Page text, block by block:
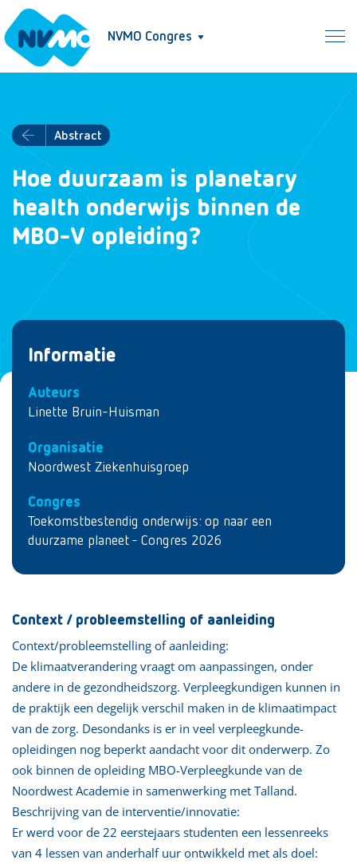
NVMO Congres
Abstract
Hoe duurzaam is planetary
health onderwijs binnen de
MBO-V opleiding?
Informatie
Auteurs
Linette Bruin-Huisman
Organisatie
Noordwest Ziekenhuisgroep
Congres
Toekomstbestendig onderwijs: op naar een
duurzame planeet - Congres 2026
Context / probleemstelling of aanleiding
Context/probleemstelling of aanleiding:
De klimaatverandering vraagt om aanpassingen, onder
andere in de gezondheidszorg. Verpleegkundigen kunnen in
de praktijk een degelijk verschil maken in de klimaatimpact
van de zorg. Desondanks is er in veel verpleegkunde-
opleidingen nog beperkt aandacht voor dit onderwerp. Zo
ook binnen de opleiding MBO-Verpleegkunde van de
Noordwest Academie in samenwerking met Talland.
Beschrijving van de interventie/innovatie:
Er werd voor de 22 eerstejaars studenten een lessenreeks
van 4 lessen van anderhalf uur ontwikkeld met als doel: